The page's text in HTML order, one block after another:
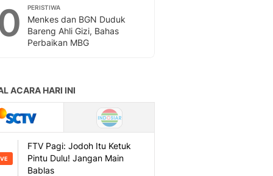
PERISTIWA
Menkes dan BGN Duduk
Bareng Ahli Gizi, Bahas
Perbaikan MBG